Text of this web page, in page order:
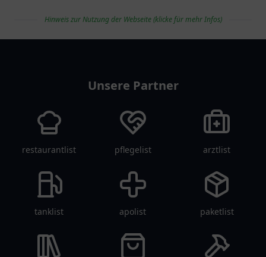
Hinweis zur Nutzung der Webseite (klicke für mehr Infos)
Unsere Partner
restaurantlist pflegelist arztlist
tanklist apolist paketlist